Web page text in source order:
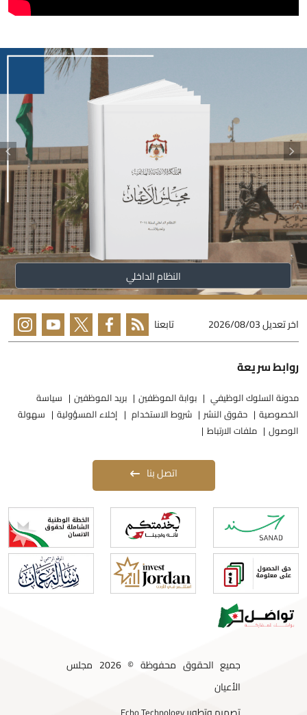
النظام الداخلي
اخر تعديل2026/08/03 تابعنا
روابط سريعة
مدونة السلوك الوظيفي بوابة الموظفين بريد الموظفين
سياسة
الخصوصية
حقوق النشر شروط الاستخدام إخلاء المسؤولية
سهولة
الوصول
ملفات الارتباط
اتصل بنا
جميع الحقوق محفوظة © 2026 مجلس
الأعيان